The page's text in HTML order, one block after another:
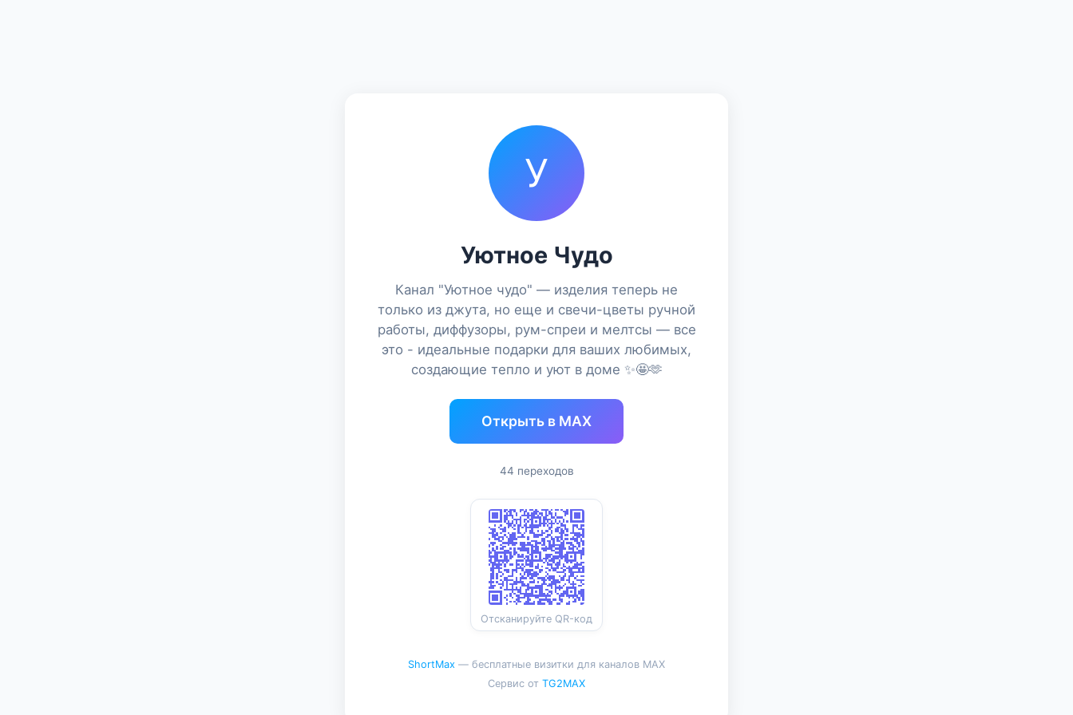
У
Уютное Чудо
Канал "Уютное чудо" — изделия теперь не
только из джута, но еще и свечи-цветы ручной
работы, диффузоры, рум-спреи и мелтсы — все
это - идеальные подарки для ваших любимых,
создающие тепло и уют в доме ✨️🤩🫶
Открыть в MAX
44 переходов
Отсканируйте QR-код
ShortMax — бесплатные визитки для каналов MAX
Сервис от TG2MAX